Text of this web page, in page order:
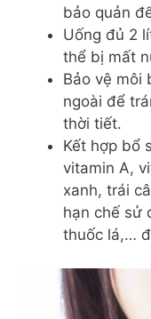
bảo quản
Uống đủ 2
thể bị mất
Bảo vệ môi
ngoài để
thời tiết.
Kết hợp bổ
vitamin A,
xanh, trái
hạn chế sử
thuốc lá,…